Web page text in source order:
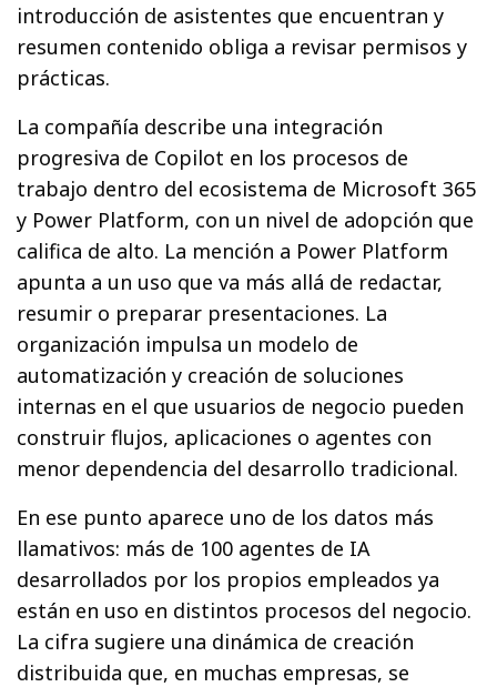
introducción de asistentes que encuentran y
resumen contenido obliga a revisar permisos y
prácticas.
La compañía describe una integración
progresiva de Copilot en los procesos de
trabajo dentro del ecosistema de Microsoft 365
y Power Platform, con un nivel de adopción que
califica de alto. La mención a Power Platform
apunta a un uso que va más allá de redactar,
resumir o preparar presentaciones. La
organización impulsa un modelo de
automatización y creación de soluciones
internas en el que usuarios de negocio pueden
construir flujos, aplicaciones o agentes con
menor dependencia del desarrollo tradicional.
En ese punto aparece uno de los datos más
llamativos: más de 100 agentes de IA
desarrollados por los propios empleados ya
están en uso en distintos procesos del negocio.
La cifra sugiere una dinámica de creación
distribuida que, en muchas empresas, se